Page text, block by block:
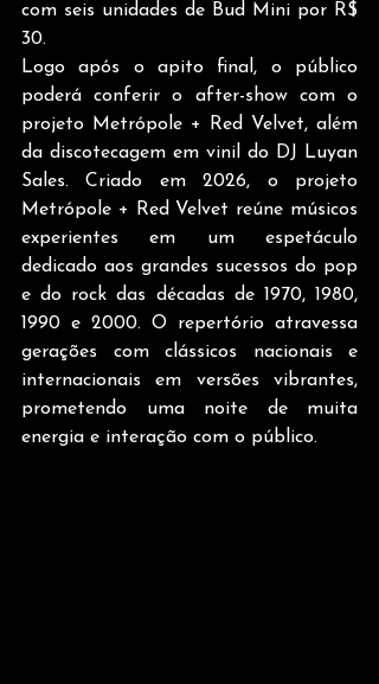
com seis unidades de Bud Mini por R$
30.
Logo após o apito final, o público
poderá conferir o after-show com o
projeto Metrópole + Red Velvet, além
da discotecagem em vinil do DJ Luyan
Sales. Criado em 2026, o projeto
Metrópole + Red Velvet reúne músicos
experientes em um espetáculo
dedicado aos grandes sucessos do pop
e do rock das décadas de 1970, 1980,
1990 e 2000. O repertório atravessa
gerações com clássicos nacionais e
internacionais em versões vibrantes,
prometendo uma noite de muita
energia e interação com o público.